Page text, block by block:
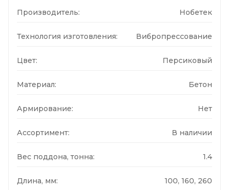
Производитель: Нобетек
Технология изготовления: Вибропрессование
Цвет: Персиковый
Материал: Бетон
Армирование: Нет
Ассортимент: В наличии
Вес поддона, тонна: 1.4
Длина, мм: 100, 160, 260